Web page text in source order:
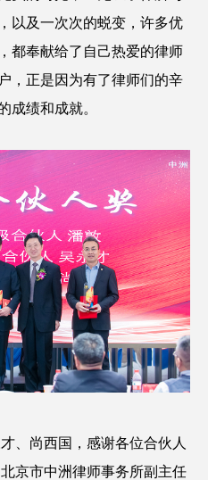
以及一次次的蜕变，许多优
都奉献给了自己热爱的律师
，正是因为有了律师们的辛
成绩和成就。
、尚西国，感谢各位合伙人
京市中洲律师事务所副主任